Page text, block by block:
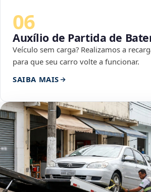
06
Auxílio de Partida de
Veículo sem carga? Realizamos a
para que seu carro volte a funcionar.
SAIBA MAIS